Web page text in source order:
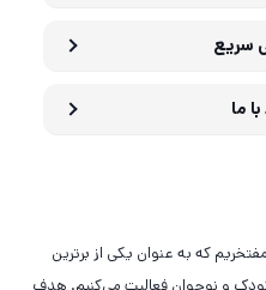
سریع
ما
که به عنوان یکی از برترین